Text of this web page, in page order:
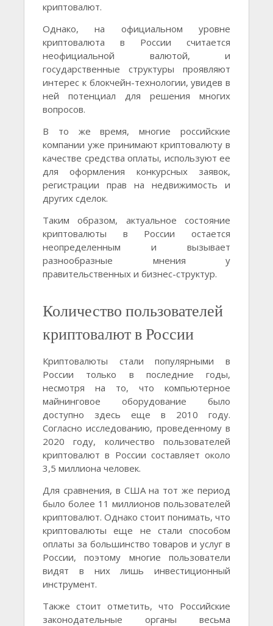
криптовалют.
Однако, на официальном уровне
криптовалюта в России считается
неофициальной валютой, и
государственные структуры проявляют
интерес к блокчейн-технологии, увидев в
ней потенциал для решения многих
вопросов.
В то же время, многие российские
компании уже принимают криптовалюту в
качестве средства оплаты, используют ее
для оформления конкурсных заявок,
регистрации прав на недвижимость и
других сделок.
Таким образом, актуальное состояние
криптовалюты в России остается
неопределенным и вызывает
разнообразные мнения у
правительственных и бизнес-структур.
Количество пользователей
криптовалют в России
Криптовалюты стали популярными в
России только в последние годы,
несмотря на то, что компьютерное
майнинговое оборудование было
доступно здесь еще в 2010 году.
Согласно исследованию, проведенному в
2020 году, количество пользователей
криптовалют в России составляет около
3,5 миллиона человек.
Для сравнения, в США на тот же период
было более 11 миллионов пользователей
криптовалют. Однако стоит понимать, что
криптовалюты еще не стали способом
оплаты за большинство товаров и услуг в
России, поэтому многие пользователи
видят в них лишь инвестиционный
инструмент.
Также стоит отметить, что Российские
законодательные органы весьма